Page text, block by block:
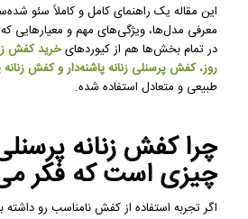
این مقاله یک راهنمای کامل و کاملاً سئو
معرفی مدل‌ها، ویژگی‌های مهم و معیارهایی که
در تمام بخش‌ها هم از کیوردهایخرید کفش
روز، کفش پرسنلی زنانه پاشنه‌دار و کفش
طبیعی و متعادل استفاده شده.
چرا کفش زنانه
چیزی است که فکر
اگر تجربه استفاده از کفش نامناسب رو